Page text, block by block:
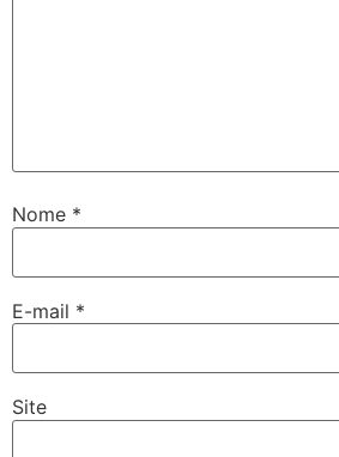
Nome *
E-mail *
Site